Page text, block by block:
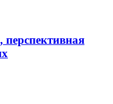
перспективная